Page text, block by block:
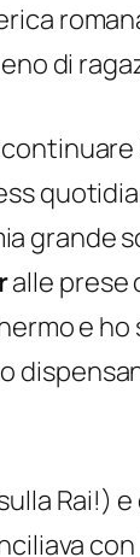
di
grande
alle prese
e